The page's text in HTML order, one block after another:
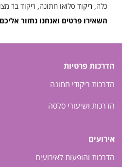
כלה, ריקוד סלואו חתונה, ריקוד בר
השאירו פרטים ואנחנו נחזור
הדרכות פרטיות
הדרכות ריקודי חתונה
הדרכות ושיעורי סלסה
אירועים
הדרכות והופעות לאירועים